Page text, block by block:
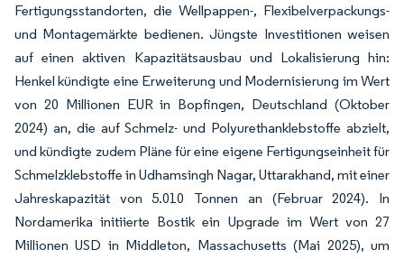
Fertigungsstandorten, die Wellpappen-, Flexibelverpackungs-
und Montagemärkte bedienen. Jüngste Investitionen weisen
auf einen aktiven Kapazitätsausbau und Lokalisierung hin:
Henkel kündigte eine Erweiterung und Modernisierung im Wert
von 20 Millionen EUR in Bopfingen, Deutschland (Oktober
2024) an, die auf Schmelz- und Polyurethanklebstoffe abzielt,
und kündigte zudem Pläne für eine eigene Fertigungseinheit für
Schmelzklebstoffe in Udhamsingh Nagar, Uttarakhand, mit einer
Jahreskapazität von 5.010 Tonnen an (Februar 2024). In
Nordamerika initiierte Bostik ein Upgrade im Wert von 27
Millionen USD in Middleton, Massachusetts (Mai 2025), um